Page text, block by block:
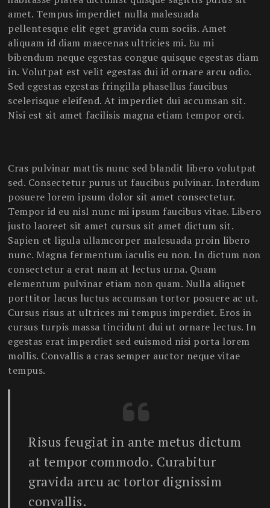
amet. Tempus imperdiet nulla malesuada
pellentesque elit eget gravida cum sociis. Amet
aliquam id diam maecenas ultricies mi. Eu mi
bibendum neque egestas congue quisque egestas diam
in. Volutpat est velit egestas dui id ornare arcu odio.
Sed egestas egestas fringilla phasellus faucibus
scelerisque eleifend. At imperdiet dui accumsan sit.
Nisi est sit amet facilisis magna etiam tempor orci.
Cras pulvinar mattis nunc sed blandit libero volutpat
sed. Consectetur purus ut faucibus pulvinar. Interdum
posuere lorem ipsum dolor sit amet consectetur.
Tempor id eu nisl nunc mi ipsum faucibus vitae. Libero
justo laoreet sit amet cursus sit amet dictum sit.
Sapien et ligula ullamcorper malesuada proin libero
nunc. Magna fermentum iaculis eu non. In dictum non
consectetur a erat nam at lectus urna. Quam
elementum pulvinar etiam non quam. Nulla aliquet
porttitor lacus luctus accumsan tortor posuere ac ut.
Cursus risus at ultrices mi tempus imperdiet. Eros in
cursus turpis massa tincidunt dui ut ornare lectus. In
egestas erat imperdiet sed euismod nisi porta lorem
mollis. Convallis a cras semper auctor neque vitae
tempus.
Risus feugiat in ante metus dictum
at tempor commodo. Curabitur
gravida arcu ac tortor dignissim
convallis.